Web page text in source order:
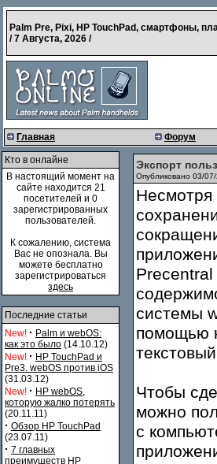
Palm Pre, Pixi, HP TouchPad, смартфоны,
/7 Августа, 2026 /
Главная Форум
Кто в онлайне
В настоящий момент на
сайте находится 21
посетителей и 0
зарегистрированных
пользователей.
К сожалению, система
Вас не опознала. Вы
можете бесплатно
зарегистрироваться
здесь
Последние статьи
New! · Palm и webOS:
как это было (14.10.12)
New! · HP TouchPad и
Pre3. webOS против iOS
(31.03.12)
New! · HP webOS,
которую жалко потерять
(20.11.11)
· Обзор HP TouchPad
(23.07.11)
· 7 главных
преимуществ HP
Экспорт
Опубликовано 03/
Несмотря
системы
помощью
Чтобы
можно
с